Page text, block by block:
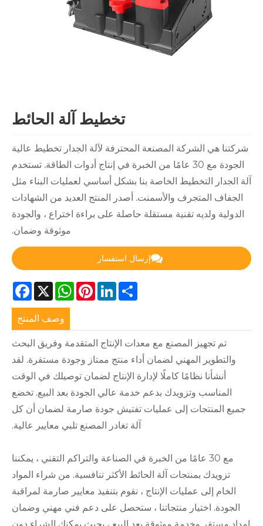
تخطيط آلة الحائط
المحترفة لآلة الجدار تخطيط عالية
مع 30 عامًا من الخبرة في إنتاج أدوات الطاقة. تستخدم
بنا بشكل أساسي لعمليات البناء مثل
أصدر المنتج العديد من الشهادات
مستقلة حاصلة على براءة اختراع ، والجودة
Facebook X
WhatsAppPinterest
مع معدات الإنتاج المتقدمة وفريق البحث
لضمان أداء منتج ممتاز وجودة مستقرة. لقد
لإدارة الإنتاج لضمان توصيلك في الوقت
بدعم خدمة عالي الجودة بعد البيع. تخضع
عمليات تفتيش جودة صارمة لضمان أن كل
آلة تغادر المصنع تلبي معايير عالية.
من الخبرة في الصناعة والتراكم التقني ، يمكننا
آلة الحائط الأكثر تنافسية. من شراء المواد
الإنتاج ، نقوم بتنفيذ معايير صارمة لمراقبة
، ستحصل على دعم فني مهني وضمان